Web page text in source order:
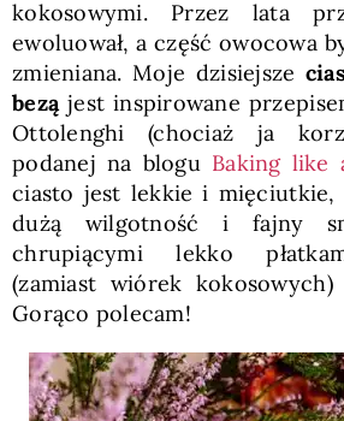
kokosowymi. Przez lata
ewoluował, a część owocowa
zmieniana. Moje dzisiejsze
beząjest inspirowane
Ottolenghi (chociaż ja
podanej na blogu Baking like
ciasto jest lekkie i mięciutkie,
dużą wilgotność i fajny
chrupiącymi lekko
(zamiast wiórek kokosowych)
Gorąco polecam!